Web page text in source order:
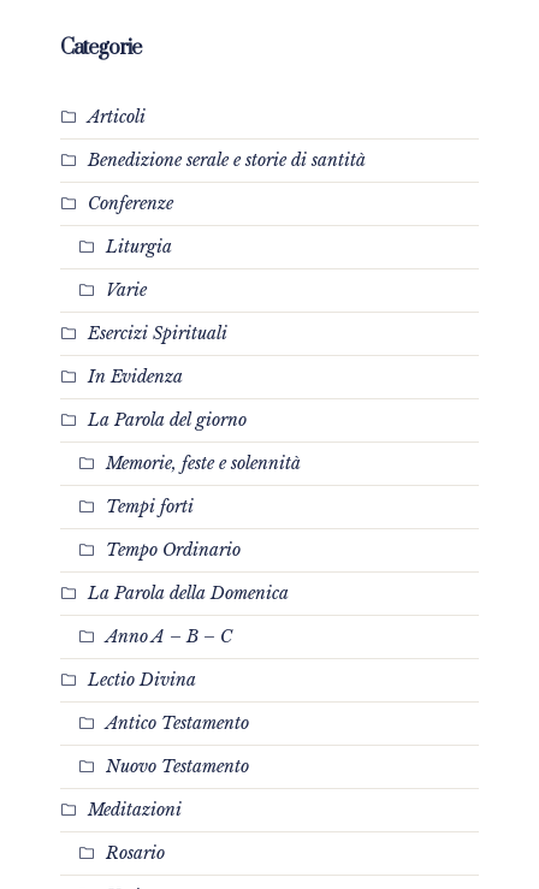
Categorie
Articoli
Benedizione serale e storie di santità
Conferenze
Liturgia
Varie
Esercizi Spirituali
In Evidenza
La Parola del giorno
Memorie, feste e solennità
Tempi forti
Tempo Ordinario
La Parola della Domenica
Anno A – B – C
Lectio Divina
Antico Testamento
Nuovo Testamento
Meditazioni
Rosario